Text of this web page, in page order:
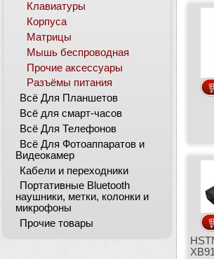
Клавиатуры
Корпуса
Матрицы
Мышь беспроводная
Прочие аксессуары
Разъёмы питания
Всё Для Планшетов
Всё для смарт-часов
Всё Для Телефонов
Всё Для Фотоаппаратов и
Видеокамер
Кабели и переходники
Портативные Bluetooth
наушники, метки, колонки и
микрофоны
Прочие товары